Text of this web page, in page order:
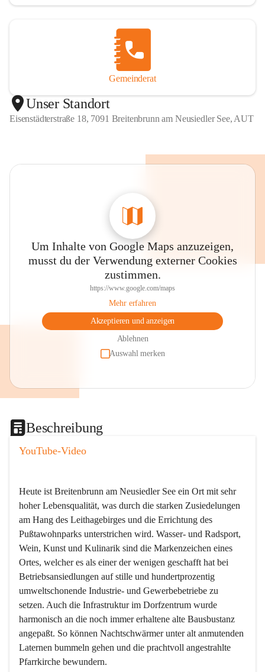
Gemeinderat
Unser Standort
Eisenstädterstraße 18, 7091 Breitenbrunn am Neusiedler See, AUT
Um Inhalte von Google Maps anzuzeigen,
musst du der Verwendung externer Cookies
zustimmen.
https://www.google.com/maps
Mehr erfahren
Akzeptieren und anzeigen
Ablehnen
Auswahl merken
Beschreibung
YouTube-Video
Heute ist Breitenbrunn am Neusiedler See ein Ort mit sehr
hoher Lebensqualität, was durch die starken Zusiedelungen
am Hang des Leithagebirges und die Errichtung des
Pußtawohnparks unterstrichen wird. Wasser- und Radsport,
Wein, Kunst und Kulinarik sind die Markenzeichen eines
Ortes, welcher es als einer der wenigen geschafft hat bei
Betriebsansiedlungen auf stille und hundertprozentig
umweltschonende Industrie- und Gewerbebetriebe zu
setzen. Auch die Infrastruktur im Dorfzentrum wurde
harmonisch an die noch immer erhaltene alte Bausbustanz
angepaßt. So können Nachtschwärmer unter alt anmutenden
Laternen bummeln gehen und die prachtvoll angestrahlte
Pfarrkirche bewundern.